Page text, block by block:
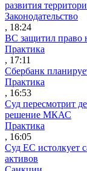
развития
Законодательство
, 18:24
ВС защитил право
Практика
, 17:11
Сбербанк
Практика
, 16:53
Суд пересмотрит
решение МКАС
Практика
, 16:05
Суд ЕС истолкует
активов